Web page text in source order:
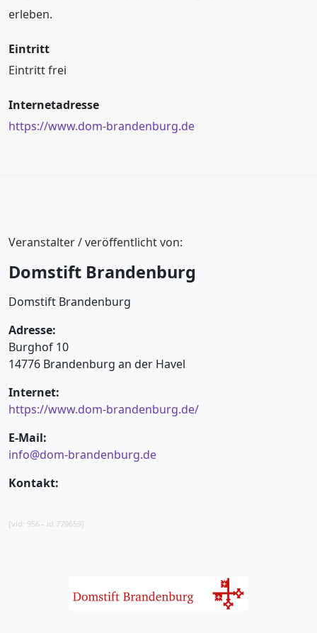
erleben.
Eintritt
Eintritt frei
Internetadresse
https://www.dom-brandenburg.de
Veranstalter / veröffentlicht von:
Domstift Brandenburg
Domstift Brandenburg
Adresse:
Burghof 10
14776 Brandenburg an der Havel
Internet:
https://www.dom-brandenburg.de/
E-Mail:
info@dom-brandenburg.de
Kontakt:
[vid: 956 - id 779659]